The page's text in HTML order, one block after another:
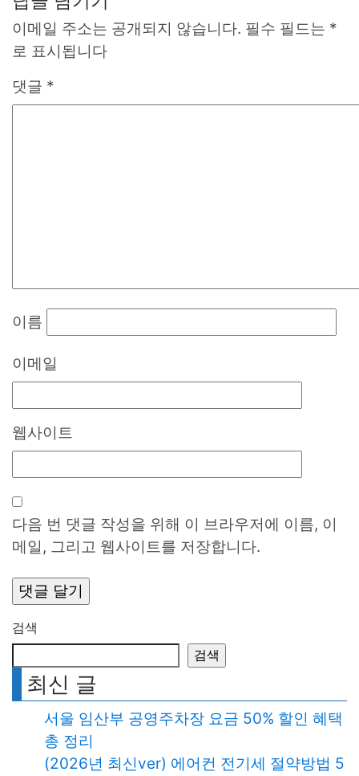
이메일 주소는 공개되지 않습니다. 필수 필드는 *
로 표시됩니다
댓글 *
이름
이메일
웹사이트
다음 번 댓글 작성을 위해 이 브라우저에 이름, 이
메일, 그리고 웹사이트를 저장합니다.
검색
검색
최신 글
서울 임산부 공영주차장 요금 50% 할인 혜택
총 정리
(2026년 최신ver) 에어컨 전기세 절약방법 5